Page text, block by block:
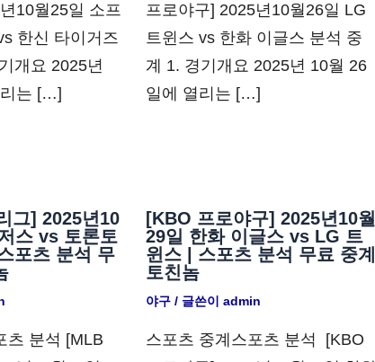
10월25일 소프
한신 타이거즈
개요 2025년
는 […]
프로야구] 2025년10월26일 LG
트윈스 vs 한화 이글스 분석 중
계 1. 경기개요 2025년 10월 26
일에 열리는 […]
그] 2025년10
스 vs 토론토
포츠 분석 무
츠 분석 [MLB
[KBO 프로야구] 2025년10월
29일 한화 이글스 vs LG 트
윈스 | 스포츠 분석 무료 중계
토친놈
야구/ 글쓴이 admin
스포츠 중계스포츠 분석 ​ [KBO